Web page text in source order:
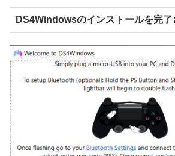
DS4Windowsのインストールを完了